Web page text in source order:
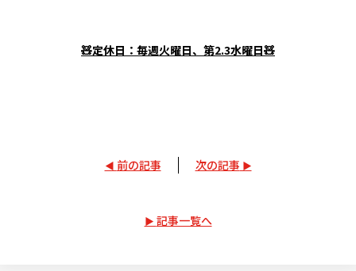
🧸定休日：毎週火曜日、第2.3水曜日🧸
前の記事 次の記事
記事一覧へ